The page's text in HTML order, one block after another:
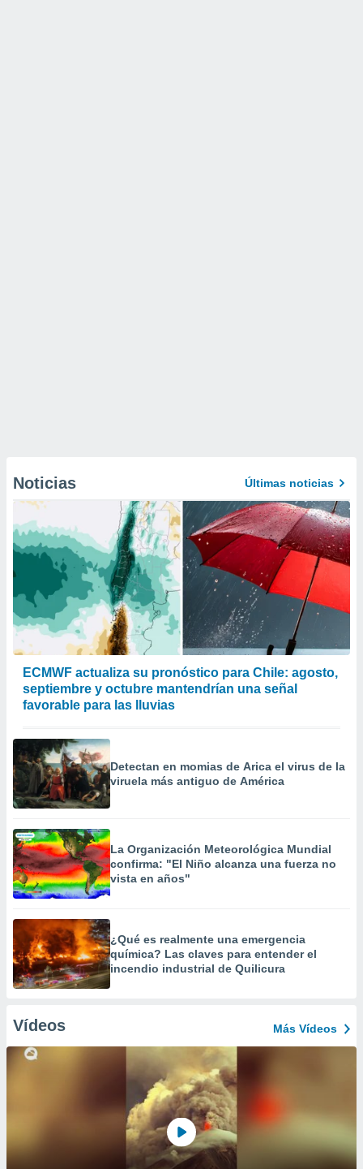
Noticias Últimas noticias
ECMWF actualiza su pronóstico para Chile: agosto,
septiembre y octubre mantendrían una señal
favorable para las lluvias
Detectan en momias de Arica el virus de la
viruela más antiguo de América
La Organización Meteorológica Mundial
confirma: "El Niño alcanza una fuerza no
vista en años"
¿Qué es realmente una emergencia
química? Las claves para entender el
incendio industrial de Quilicura
Vídeos Más Vídeos